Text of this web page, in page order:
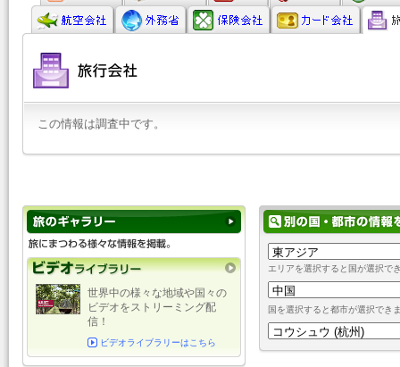
この情報は調査中です。
エリアを選択すると国が選択で
国を選択すると都市が選択でき
世界中の様々な地域や国々の
ビデオをストリーミング配
信！
ビデオライブラリーはこちら